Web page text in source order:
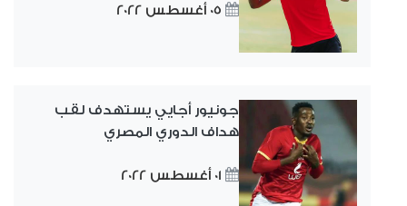
05 أغسطس 2022
جونيور أجايي يستهدف لقب
هداف الدوري المصري
01 أغسطس 2022